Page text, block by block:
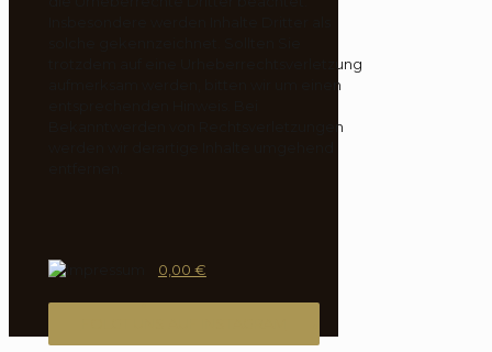
trotzdem auf eine Urheberrechtsverletzung
aufmerksam werden, bitten wir um einen
Bekanntwerden von Rechtsverletzungen
0,00 €